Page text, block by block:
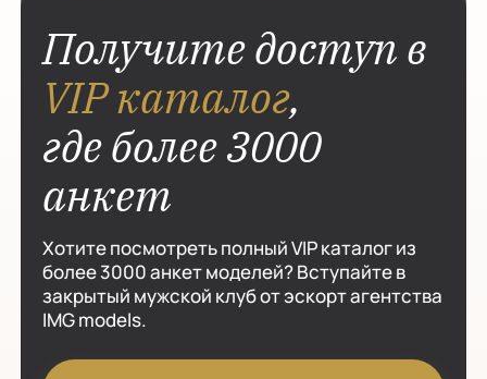
Получите доступ в
VIP каталог,
где более 3000
анкет
Хотите посмотреть полный VIP каталог из
более 3000 анкет моделей? Вступайте в
закрытый мужской клуб от эскорт агентства
IMG models.